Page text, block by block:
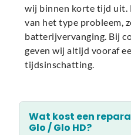
wij binnen korte tijd uit.
van het type probleem,
batterijvervanging. Bij
geven wij altijd vooraf
tijdsinschatting.
Wat kost een
Glo / Glo HD?